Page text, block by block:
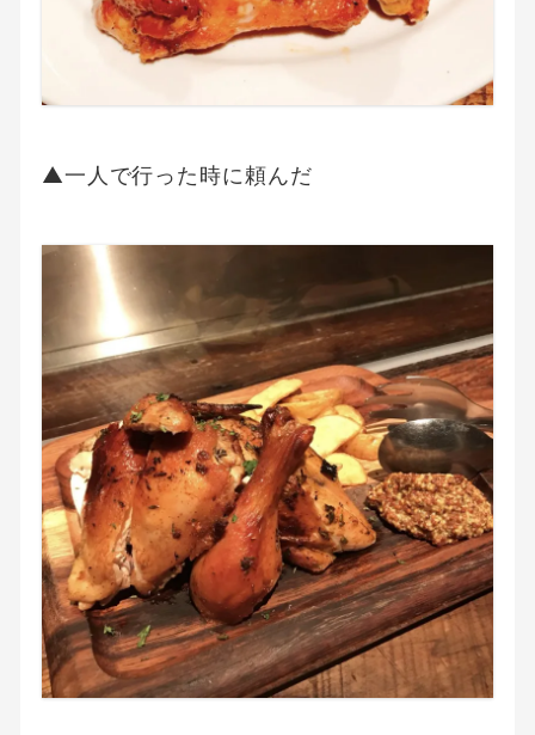
▲一人で行った時に頼んだ